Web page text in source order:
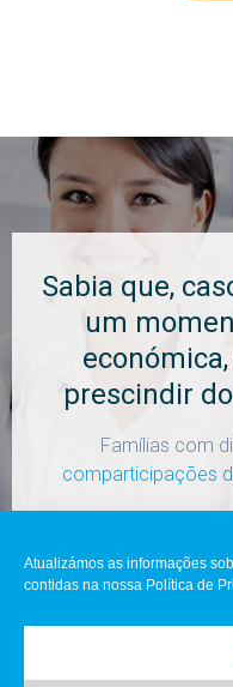
Atualizámos as informações
contidas na nossa Política de
Sabia que,
um
prescindir
Famílias com
comparticipações
Clínica MIM © 2021
Reclamações|Política de